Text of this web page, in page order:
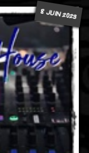
8 JUIN 2023